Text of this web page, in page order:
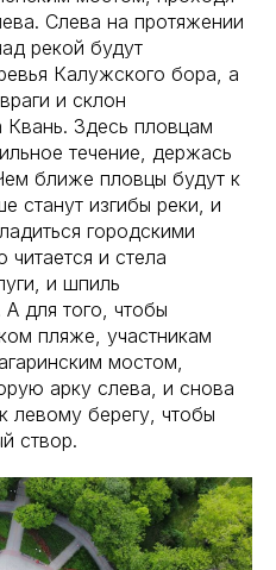
Слева на протяжении
рекой будут
Калужского бора, а
и склон
Здесь пловцам
течение, держась
ближе пловцы будут к
станут изгибы реки, и
городскими
и стела
и шпиль
для того, чтобы
пляже, участникам
мостом,
арку слева, и снова
левому берегу, чтобы
створ.